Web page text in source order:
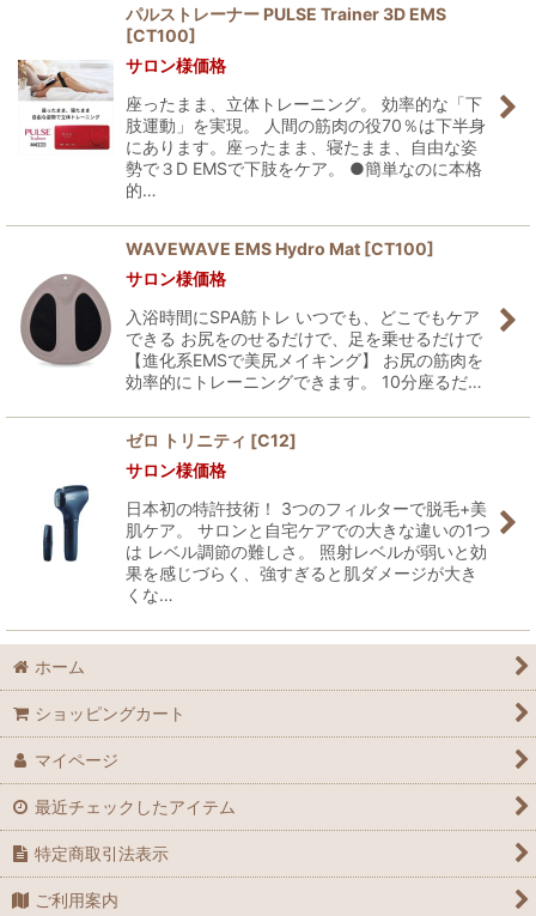
パルストレーナー PULSE Trainer 3D EMS
[CT100]
サロン様価格
座ったまま、立体トレーニング。 効率的な「下
肢運動」を実現。 人間の筋肉の役70％は下半身
にあります。座ったまま、寝たまま、自由な姿
勢で３D EMSで下肢をケア。 ●簡単なのに本格
的…
WAVEWAVE EMS Hydro Mat [CT100]
サロン様価格
入浴時間にSPA筋トレ いつでも、どこでもケア
できる お尻をのせるだけで、足を乗せるだけで
【進化系EMSで美尻メイキング】 お尻の筋肉を
効率的にトレーニングできます。 10分座るだ…
ゼロ トリニティ [C12]
サロン様価格
日本初の特許技術！ 3つのフィルターで脱毛+美
肌ケア。 サロンと自宅ケアでの大きな違いの1つ
は レベル調節の難しさ。 照射レベルが弱いと効
果を感じづらく、強すぎると肌ダメージが大き
くな…
ホーム
ショッピングカート
マイページ
最近チェックしたアイテム
特定商取引法表示
ご利用案内